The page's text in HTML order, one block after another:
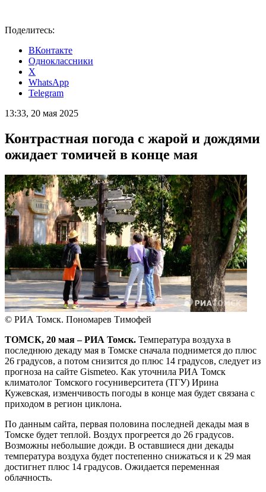
Поделитесь:
ВКонтакте
Одноклассники
X
WhatsApp
Telegram
13:33, 20 мая 2025
Контрастная погода с жарой и дождями
ожидает томичей в конце мая
© РИА Томск. Пономарев Тимофей
ТОМСК, 20 мая – РИА Томск. Температура воздуха в
последнюю декаду мая в Томске сначала поднимется до плюс
26 градусов, а потом снизится до плюс 14 градусов, следует из
прогноза на сайте Gismeteo. Как уточнила РИА Томск
климатолог Томского госуниверситета (ТГУ) Ирина
Кужевская, изменчивость погоды в конце мая будет связана с
приходом в регион циклона.
По данным сайта, первая половина последней декады мая в
Томске будет теплой. Воздух прогреется до 26 градусов.
Возможны небольшие дожди. В оставшиеся дни декады
температура воздуха будет постепенно снижаться и к 29 мая
достигнет плюс 14 градусов. Ожидается переменная
облачность.